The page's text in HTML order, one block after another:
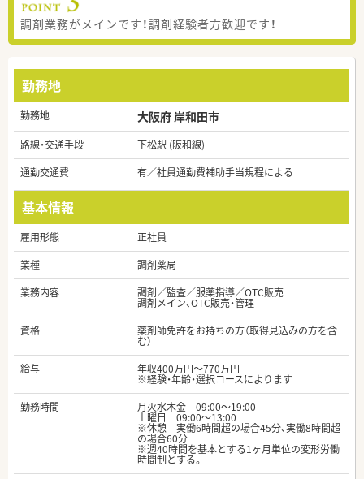
調剤業務がメインです！調剤経験者方歓迎です！
勤務地
勤務地 大阪府 岸和田市
路線・交通手段
下松駅 (阪和線)
通勤交通費
有／社員通勤費補助手当規程による
基本情報
雇用形態
正社員
業種
調剤薬局
業務内容
調剤／監査／服薬指導／OTC販売
調剤メイン、OTC販売・管理
資格
薬剤師免許をお持ちの方（取得見込みの方を含
む）
給与
年収400万円～770万円
※経験・年齢・選択コースによります
勤務時間
月火水木金 09:00〜19:00
土曜日 09:00〜13:00
※休憩 実働6時間超の場合45分、実働8時間超
の場合60分
※週40時間を基本とする1ヶ月単位の変形労働
時間制とする。